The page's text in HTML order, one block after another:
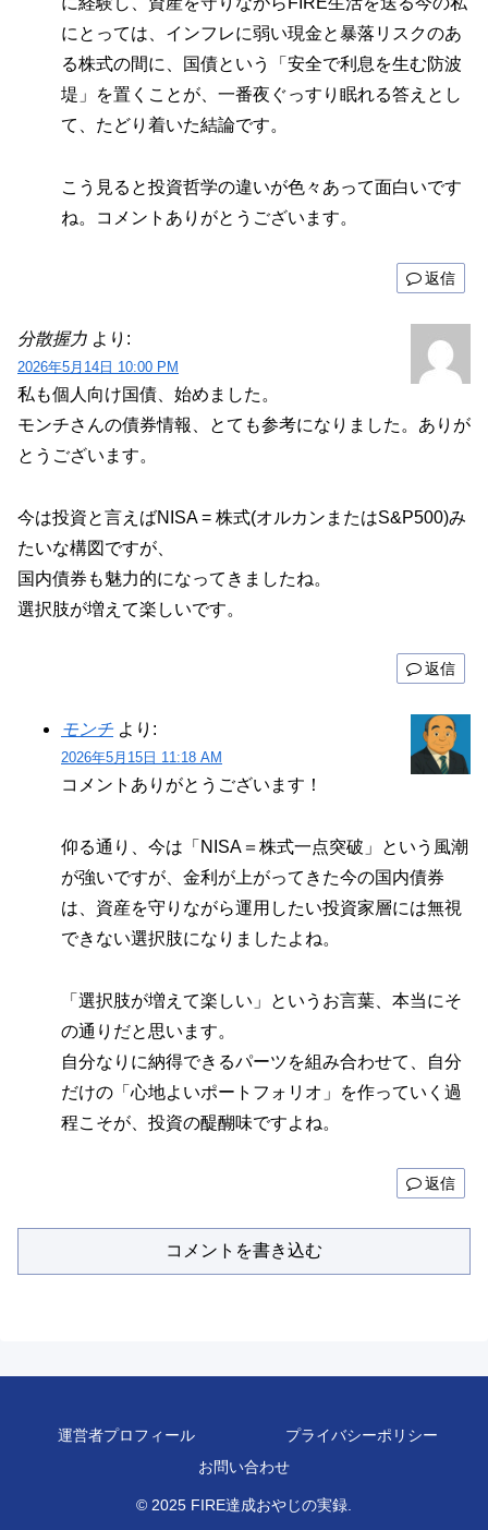
にとっては、インフレに弱い現金と暴落リスクのあ
る株式の間に、国債という「安全で利息を生む防波
堤」を置くことが、一番夜ぐっすり眠れる答えとし
て、たどり着いた結論です。
こう見ると投資哲学の違いが色々あって面白いです
ね。コメントありがとうございます。
返信
分散握力 より:
2026年5月14日 10:00 PM
私も個人向け国債、始めました。
モンチさんの債券情報、とても参考になりました。ありが
とうございます。
今は投資と言えばNISA = 株式(オルカンまたはS&P500)み
たいな構図ですが、
国内債券も魅力的になってきましたね。
選択肢が増えて楽しいです。
返信
モンチ より:
2026年5月15日 11:18 AM
コメントありがとうございます！
仰る通り、今は「NISA＝株式一点突破」という風潮
が強いですが、金利が上がってきた今の国内債券
は、資産を守りながら運用したい投資家層には無視
できない選択肢になりましたよね。
「選択肢が増えて楽しい」というお言葉、本当にそ
の通りだと思います。
自分なりに納得できるパーツを組み合わせて、自分
だけの「心地よいポートフォリオ」を作っていく過
程こそが、投資の醍醐味ですよね。
返信
コメントを書き込む
運営者プロフィール
プライバシーポリシー
お問い合わせ
© 2025 FIRE達成おやじの実録.